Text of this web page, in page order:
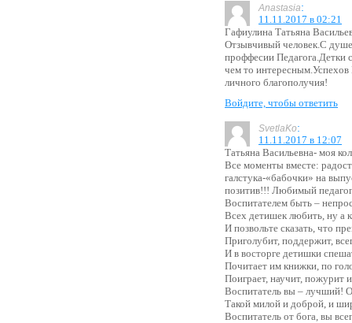
Anastasia:
11.11.2017 в 02:21
Гафиулина Татьяна
Отзывчивый человек.С
проффесии Педагога.Детки
чем то
личного благополучия!
Войдите, чтобы ответить
SvetlaKo:
11.11.2017 в 12:07
Татьяна Васильевна- моя
Все моменты вместе:
галстука-«бабочки» на
позитив!!! Любимый
Воспитателем быть –
Всех детишек любить, ну а
И позвольте сказать, что
Приголубит, поддержит,
И в восторге детишки
Почитает им книжки, по
Поиграет, научит, пожурит
Воспитатель вы – лучший!
Такой милой и доброй, и
Воспитатель от бога, вы